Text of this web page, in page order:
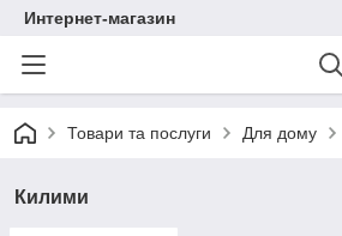
Интернет-магазин
Товари та послуги Для дому
Килими